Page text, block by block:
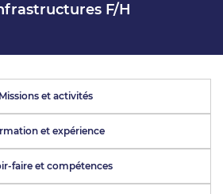
F/H
Missions et activités
et expérience
faire et compétences